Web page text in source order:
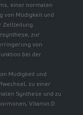
einer normalen
von Müdigkeit und
Zellteilung.
zur
von
bei der
Müdigkeit und
zu einer
Synthese und zu
Vitamin D